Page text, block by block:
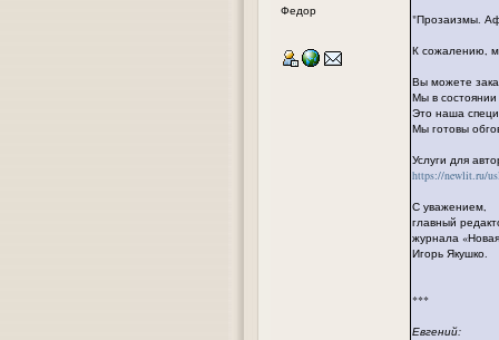
Федор
"Прозаизмы.
К сожалению,
Вы можете
Мы в
Это наша
Мы готовы
Услуги для
https://newlit.ru/
С уважением,
главный
журнала
Игорь Якушко.
***
Евгений: